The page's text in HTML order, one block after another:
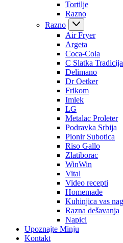
Tortilje
Razno
Razno
Air Fryer
Argeta
Coca-Cola
C Slatka Tradicija
Delimano
Dr Oetker
Frikom
Imlek
LG
Metalac Proleter
Podravka Srbija
Pionir Subotica
Riso Gallo
Zlatiborac
WinWin
Vital
Video recepti
Homemade
Kuhinjica vas
Razna dešavanja
Napici
Upoznajte Minju
Kontakt